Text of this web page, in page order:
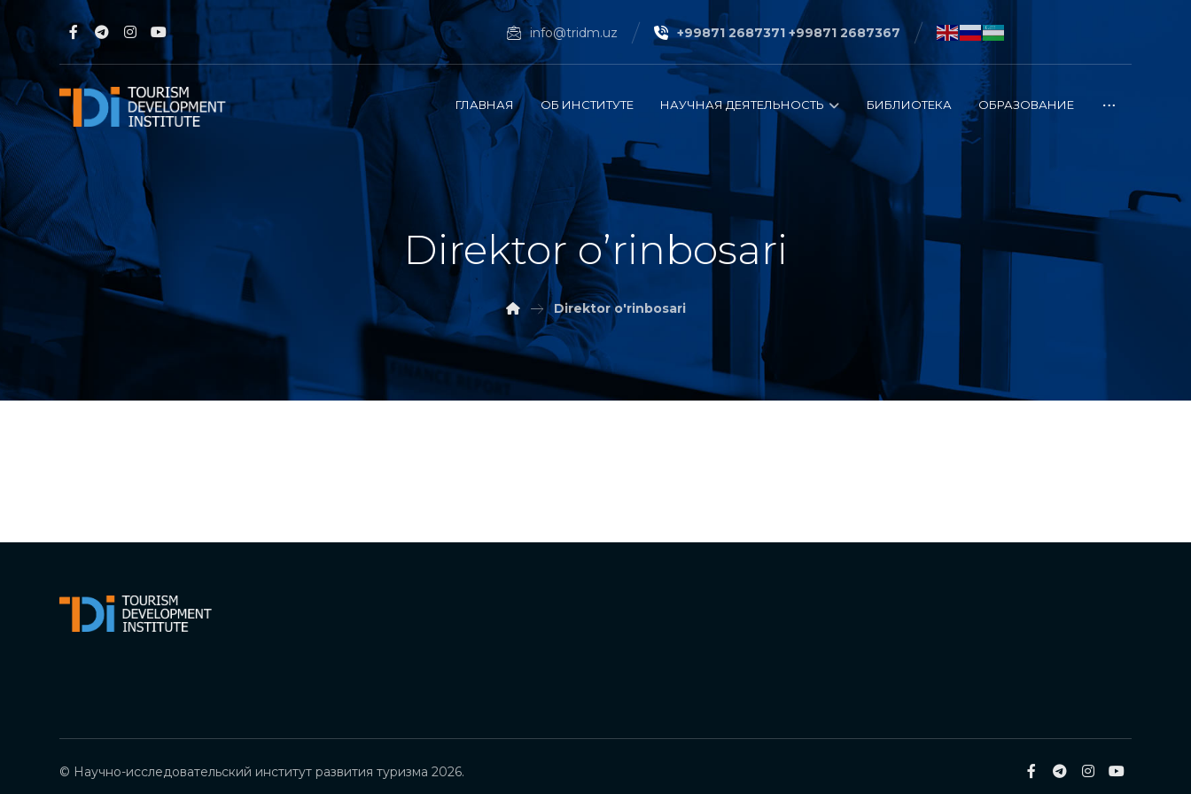
info@tridm.uz +99871 2687371 +99871 2687367
ГЛАВНАЯ ОБ ИНСТИТУТЕ НАУЧНАЯ ДЕЯТЕЛЬНОСТЬ БИБЛИОТЕКА ОБРАЗОВАНИЕ
Direktor o’rinbosari
Direktor o'rinbosari
© Научно-исследовательский институт развития туризма 2026.